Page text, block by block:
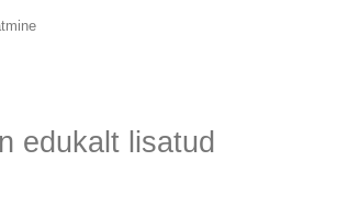
edukalt lisatud